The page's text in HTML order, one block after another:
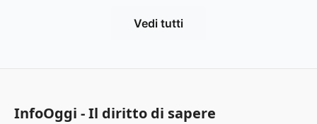
Vedi tutti
InfoOggi - Il diritto di sapere